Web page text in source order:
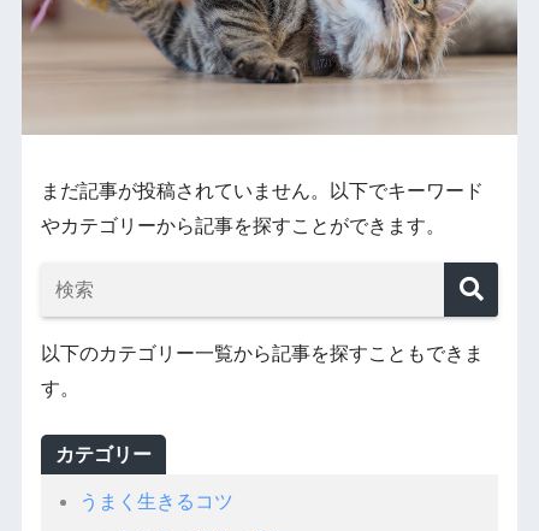
まだ記事が投稿されていません。以下でキーワード
やカテゴリーから記事を探すことができます。
以下のカテゴリー一覧から記事を探すこともできま
す。
カテゴリー
うまく生きるコツ